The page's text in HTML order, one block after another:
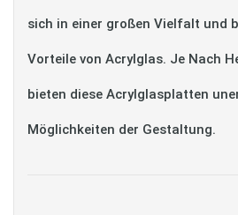
sich in einer großen Vielfalt und
Vorteile von Acrylglas. Je Nach
bieten diese Acrylglasplatten
Möglichkeiten der Gestaltung.